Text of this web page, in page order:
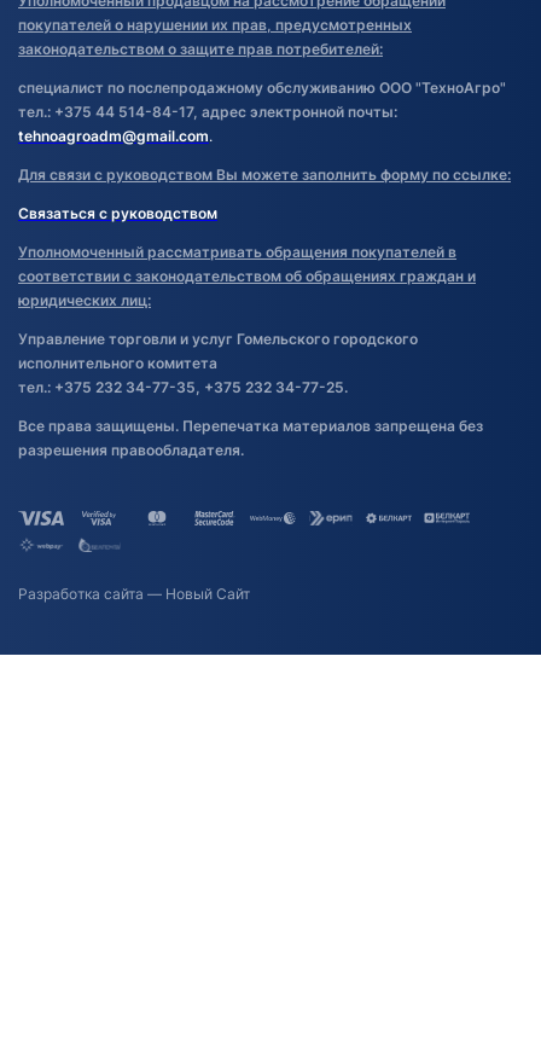
покупателей о нарушении их прав, предусмотренных
законодательством о защите прав потребителей:
специалист по послепродажному обслуживанию ООО "ТехноАгро"
тел.: +375 44 514-84-17, адрес электронной почты:
tehnoagroadm@gmail.com.
Для связи с руководством Вы можете заполнить форму по ссылке:
Связаться с руководством
Уполномоченный рассматривать обращения покупателей в
соответствии с законодательством об обращениях граждан и
юридических лиц:
Управление торговли и услуг Гомельского городского
исполнительного комитета
тел.: +375 232 34-77-35, +375 232 34-77-25.
Все права защищены. Перепечатка материалов запрещена без
разрешения правообладателя.
Разработка сайта — Новый Сайт